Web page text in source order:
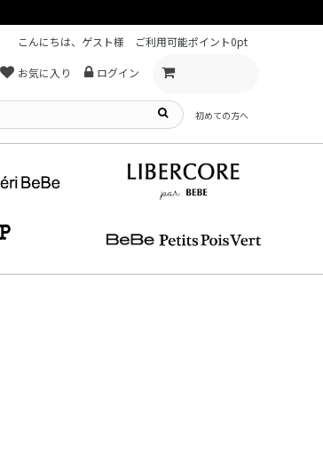
こんにちは、ゲスト様
ご利用可能ポイント0pt
お気に入り ログイン
初めての方へ